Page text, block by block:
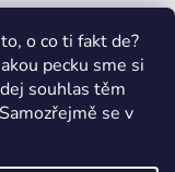
o co ti fakt de?
pecku sme si
souhlas těm
se v